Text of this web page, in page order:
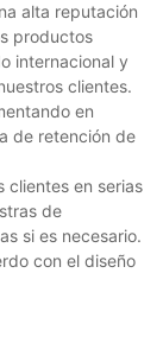
alta reputación
productos
internacional y
clientes.
en
de retención de
clientes en serias
de
si es necesario.
con el diseño